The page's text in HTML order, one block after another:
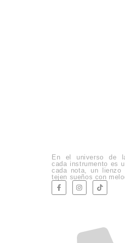
En el universo de
cada instrumento es
cada nota, un lienzo
tejen sueños con